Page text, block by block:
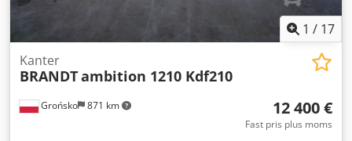
1 / 17
Grońsko 871 km
Kanter
BRANDTambition 1210 Kdf210
12 400 €
Fast pris plus moms